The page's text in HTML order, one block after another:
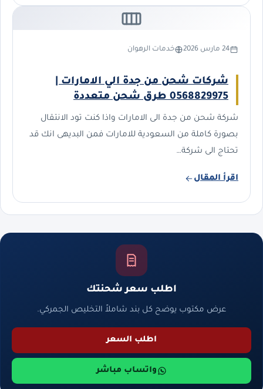
24 مارس 2026 خدمات الرهوان
شركات شحن من جدة الي الامارات |
0568829975 طرق شحن متعددة
شركة شحن من جدة الى الامارات واذا كنت تود الانتقال
بصورة كاملة من السعودية للامارات فمن البديهى انك قد
تحتاج الى شركة…
اقرأ المقال
اطلب سعر شحنتك
عرض مكتوب يوضح كل بند شاملاً التخليص الجمركي.
اطلب السعر
واتساب مباشر